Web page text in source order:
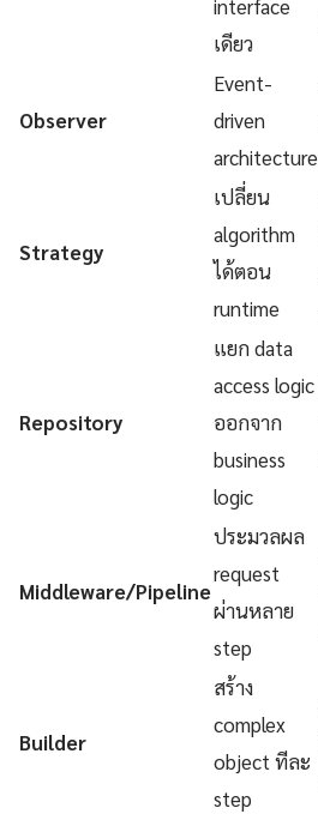
interface
เดียว
Observer
Event-
driven
architecture
Strategy
เปลี่ยน
algorithm
ได้ตอน
runtime
Repository
แยก data
access logic
ออกจาก
business
logic
Middleware/Pipeline
ประมวลผล
request
ผ่านหลาย
step
Builder
สร้าง
complex
object ทีละ
step